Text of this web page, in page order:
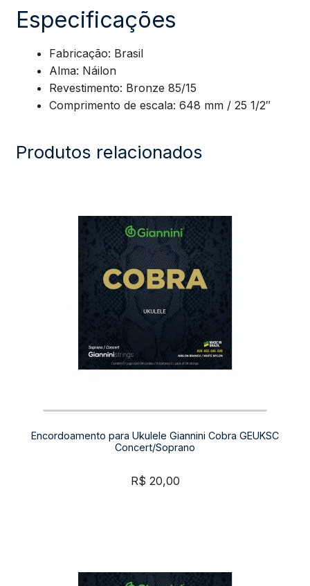
quantidade
Especificações
Fabricação: Brasil
Alma: Náilon
Revestimento: Bronze 85/15
Comprimento de escala: 648 mm / 25 1/2″
Produtos relacionados
Encordoamento para Ukulele Giannini Cobra GEUKSC
Concert/Soprano
R$ 20,00